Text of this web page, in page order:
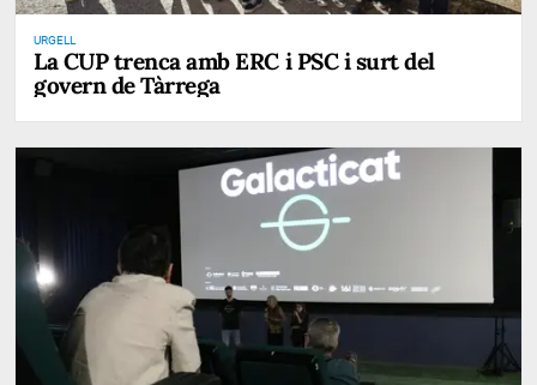
URGELL
La CUP trenca amb ERC i PSC i surt del
govern de Tàrrega